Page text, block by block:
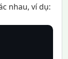
nhau, ví dụ: